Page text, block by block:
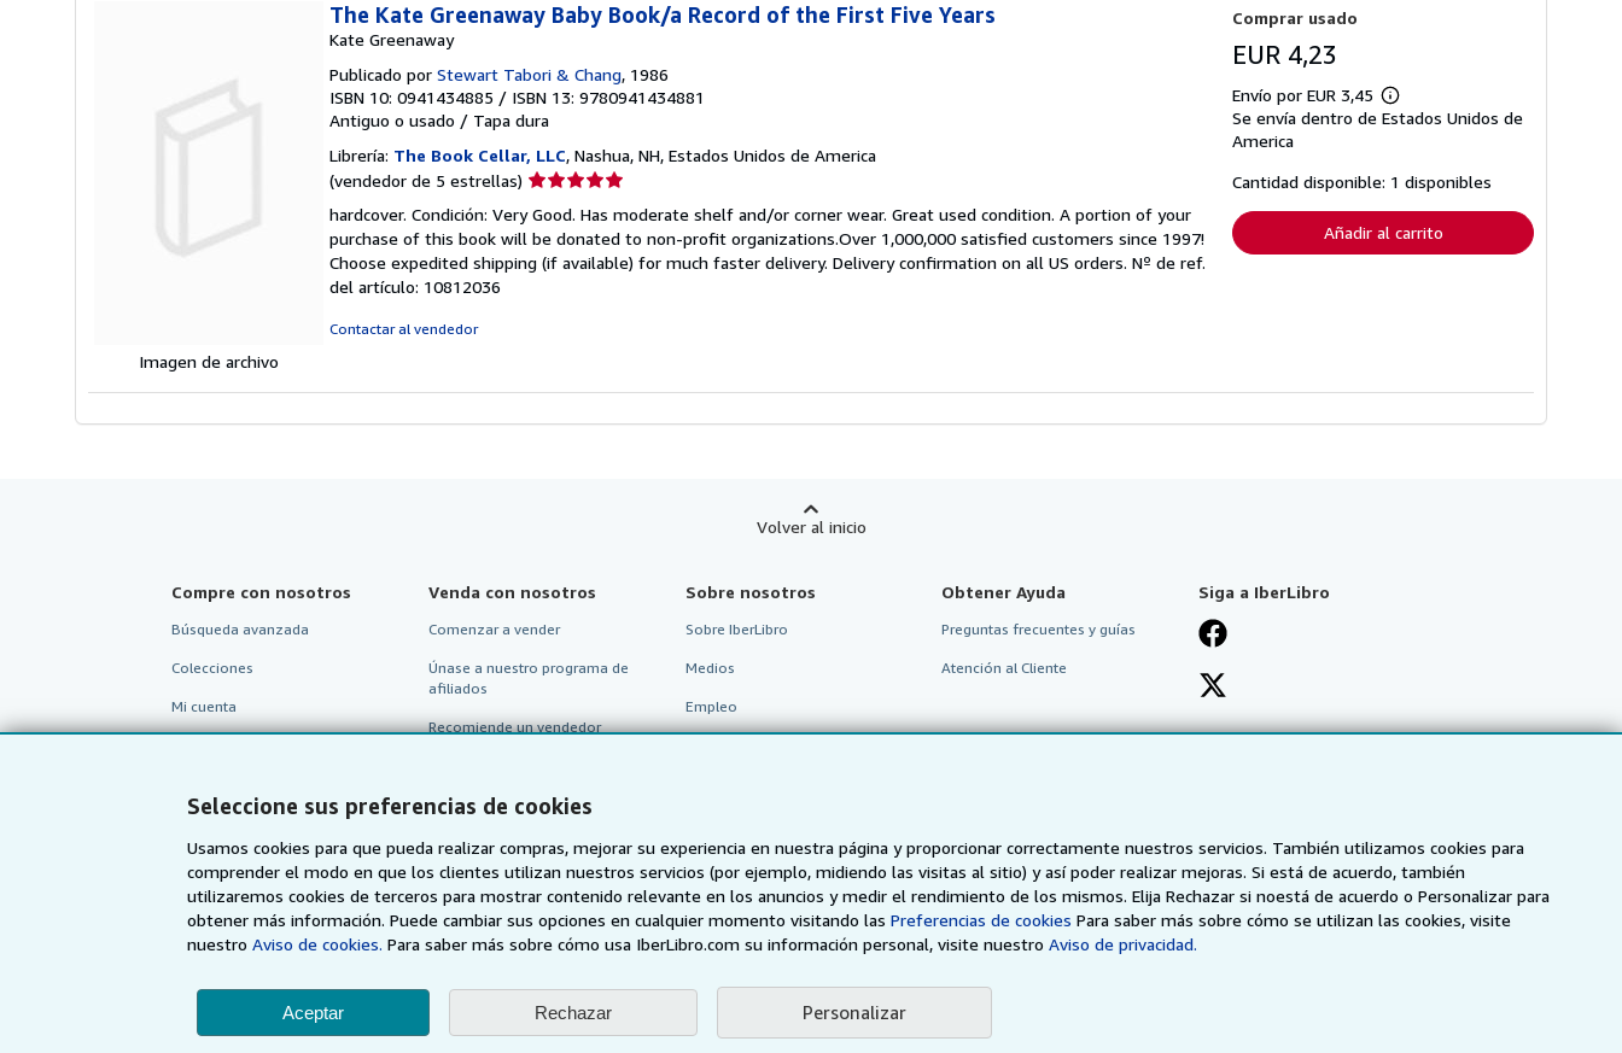
Seleccione sus preferencias de cookies
Usamos cookies para que pueda realizar compras, mejorar su experiencia en nuestra página y proporcionar correctamente nuestros servicios. También utilizamos cookies para
comprender el modo en que los clientes utilizan nuestros servicios (por ejemplo, midiendo las visitas al sitio) y así poder realizar mejoras. Si está de acuerdo, también
utilizaremos cookies de terceros para mostrar contenido relevante en los anuncios y medir el rendimiento de los mismos. Elija Rechazar si noestá de acuerdo o Personalizar para
obtener más información. Puede cambiar sus opciones en cualquier momento visitando las Preferencias de cookies Para saber más sobre cómo se utilizan las cookies, visite
nuestroAviso de cookies. Para saber más sobre cómo usa IberLibro.com su información personal, visite nuestroAviso de privacidad.
Aceptar Rechazar Personalizar
Imagen de archivo
The Kate Greenaway Baby Book/a Record of the First Five Years
Kate Greenaway
Publicado por Stewart Tabori & Chang, 1986
ISBN 10: 0941434885 / ISBN 13: 9780941434881
Antiguo o usado / Tapa dura
Librería: The Book Cellar, LLC, Nashua, NH, Estados Unidos de America
(vendedor de 5 estrellas) Calificación
vendedor:
5
de
hardcover. Condición: Very Good. Has moderate shelf and/or corner wear. Great used condition. A portion of your
purchase of this book will be donated to non-profit organizations.Over 1,000,000 satisfied customers since 1997!
Choose expedited shipping (if available) for much faster delivery. Delivery confirmation on all US orders. Nº de ref.
del artículo: 10812036
Contactar al vendedor
Comprar usado
EUR 4,23
Envío por EUR 3,45
Más
información
tarifas
de
envío
Se envía dentro de Estados Unidos de
America
Cantidad disponible: 1 disponibles
Añadir al carrito
Volver al inicio
Compre con nosotros
Búsqueda avanzada
Colecciones
Mi cuenta
Venda con nosotros
Comenzar a vender
Únase a nuestro programa de
afiliados
Recomiende un vendedor
Sobre nosotros
Sobre IberLibro
Medios
Empleo
Obtener Ayuda
Preguntas frecuentes y guías
Atención al Cliente
Siga a IberLibro